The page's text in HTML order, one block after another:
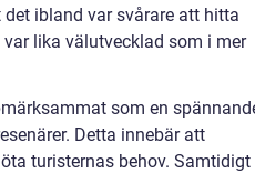
ibland var svårare att hitta
lika välutvecklad som i mer
som en
Detta innebär att
turisternas behov. Samtidigt